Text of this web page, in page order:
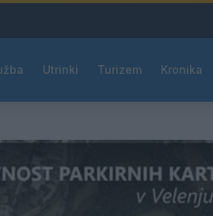
Utrinki Turizem Kronika